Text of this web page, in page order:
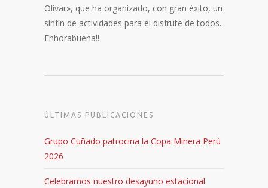
Olivar», que ha organizado, con gran éxito, un
sinfín de actividades para el disfrute de todos.
Enhorabuena!!
ÚLTIMAS PUBLICACIONES
Grupo Cuñado patrocina la Copa Minera Perú
2026
Celebramos nuestro desayuno estacional